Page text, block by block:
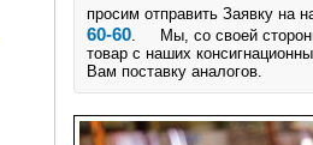
просим отправить Заявку на
60-60. Мы, со своей
товар с наших
Вам поставку аналогов.